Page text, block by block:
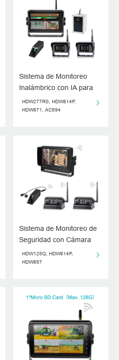
Sistema de Monitoreo
Inalámbrico con IA para
Montacargas
HDW277RS, HDW814P,
HDW871, AC594
Sistema de Monitoreo de
Seguridad con Cámara
Inalámbrica HD de 7
Pulgadas para
HDW125Q, HDW814P,
HDW897